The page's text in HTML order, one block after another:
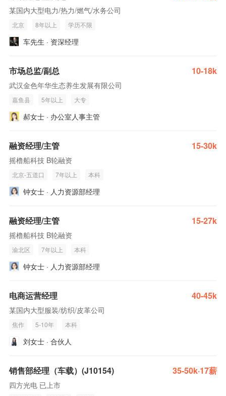
某国内大型电力/热力/燃气/水务公司
北京 8年以上 学历不限
车先生 · 资深经理
市场总监/副总 10-18k
武汉金色年华生态养生发展有限公司
嘉鱼县 5年以上 大专
郝女士 · 办公室人事主管
融资经理/主管 15-30k
摇橹船科技 B轮融资
北京-五道口 7年以上 本科
钟女士 · 人力资源部经理
融资经理/主管 15-27k
摇橹船科技 B轮融资
渝北区 7年以上 本科
钟女士 · 人力资源部经理
电商运营经理 40-45k
某国内大型服装/纺织/皮革公司
焦作 5-10年 本科
刘女士 · 合伙人
销售部经理（车载）(J10154) 35-50k·17薪
四方光电 已上市